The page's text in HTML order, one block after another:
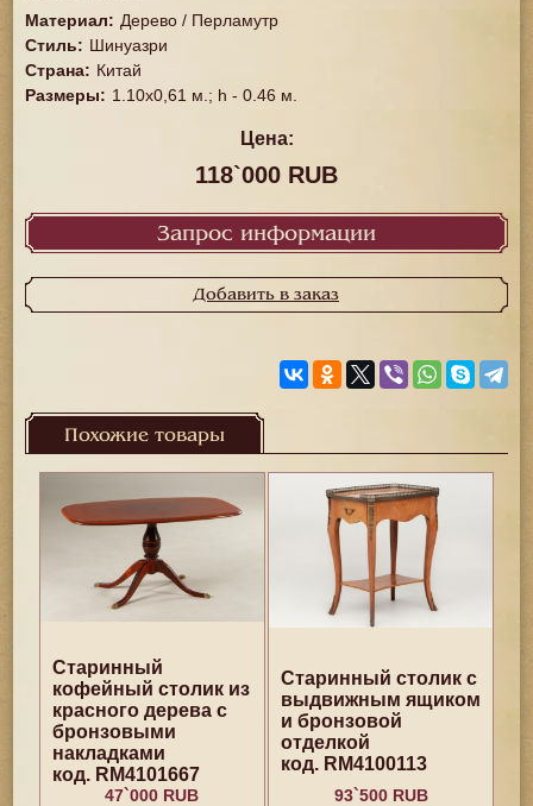
Материал: Дерево / Перламутр
Стиль: Шинуазри
Страна: Китай
Размеры: 1.10х0,61 м.; h - 0.46 м.
Цена:
118`000 RUB
Запрос информации
Добавить в заказ
Похожие товары
Старинный
кофейный столик из
красного дерева с
бронзовыми
накладками
код. RM4101667
47`000 RUB
Старинный столик с
выдвижным ящиком
и бронзовой
отделкой
код. RM4100113
93`500 RUB